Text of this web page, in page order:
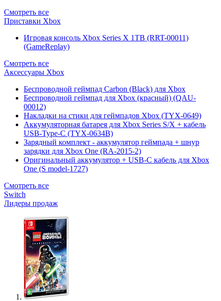
Смотреть все
Приставки Xbox
Игровая консоль Xbox Series X 1TB (RRT-00011)
(GameReplay)
Смотреть все
Аксессуары Xbox
Беспроводной геймпад Carbon (Black) для Xbox
Беспроводной геймпад для Xbox (красный) (QAU-
00012)
Накладки на стики для геймпадов Xbox (TYX-0649)
Аккумуляторная батарея для Xbox Series S/X + кабель
USB-Type-C (TYX-0634B)
Зарядный комплект - аккумулятор геймпада + шнур
зарядки для Xbox One (RA-2015-2)
Оригинальный аккумулятор + USB-C кабель для Xbox
One (S model-1727)
Смотреть все
Switch
Лидеры продаж